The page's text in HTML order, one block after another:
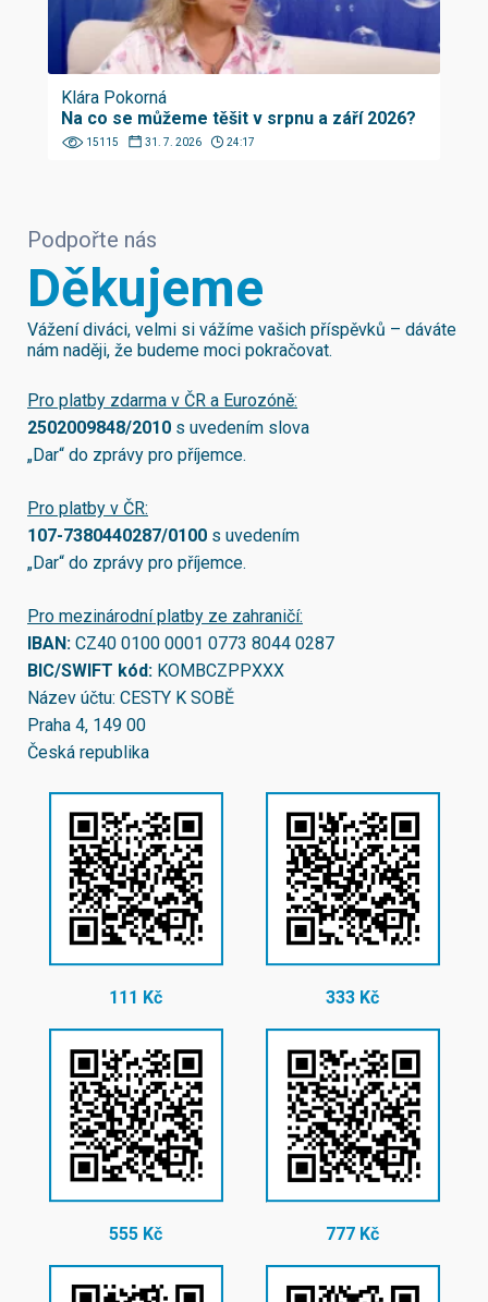
Klára Pokorná
Na co se můžeme těšit v srpnu a září 2026?
15115 31. 7. 2026 24:17
Podpořte nás
Děkujeme
Vážení diváci, velmi si vážíme vašich příspěvků – dáváte
nám naději, že budeme moci pokračovat.
Pro platby zdarma v ČR a Eurozóně:
2502009848/2010 s uvedením slova
„Dar“ do zprávy pro příjemce.
Pro platby v ČR:
107-7380440287/0100 s uvedením
„Dar“ do zprávy pro příjemce.
Pro mezinárodní platby ze zahraničí:
IBAN: CZ40 0100 0001 0773 8044 0287
BIC/SWIFT kód: KOMBCZPPXXX
Název účtu: CESTY K SOBĚ
Praha 4, 149 00
Česká republika
111 Kč 333 Kč
555 Kč 777 Kč